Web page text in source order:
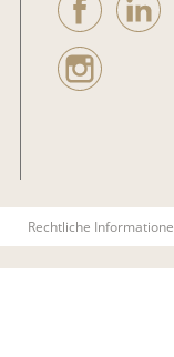
Rechtliche